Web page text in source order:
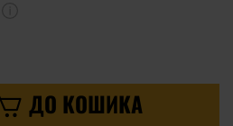
ДО КОШИКА